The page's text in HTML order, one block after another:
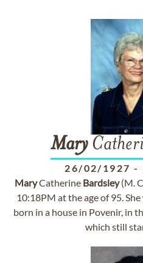
Mary
26/02/1927 -
MaryCatherine Bardsley(M.
10:18PM at the age of 95.
born in a house in Povenir, in
which still